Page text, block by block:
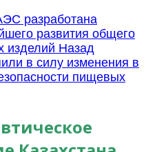
разработана
развития общего
изделий Назад
в силу изменения в
пищевых